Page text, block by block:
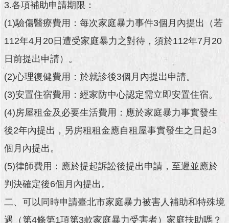
網
導
覽
常
見
答
即
新
聞
3.各項補助申請期限：
(1)驗傷醫療費用：每次家庭暴力事件3個月內提出（若
112年4月20日遭受家庭暴力之對待，須於112年7月20
日前提出申請）。
(2)心理復健費用：於就診後3個月內提出申請。
(3)安置住宿費用：經家防中心認定需立即安置住宿。
(4)房屋租金及必要生活費用：應於家庭暴力事實發生
後2年內提出，另房租租金應自租屋事實發生之日起3
個月內提出。
(5)律師費用：應於提起訴訟後提出申請，至遲並應於
判決確定後6個月內提出。
二、可以同時申請臺北市家庭暴力被害人補助和特殊境
遇（第4條第1項第3款家庭暴力受害者）家庭扶助嗎？